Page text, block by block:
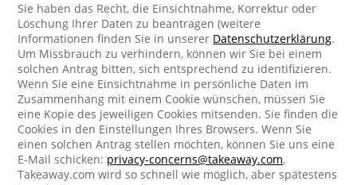
Sie haben das Recht, die Einsichtnahme, Korrektur oder
Löschung Ihrer Daten zu beantragen (weitere
Informationen finden Sie in unserer Datenschutzerklärung.
Um Missbrauch zu verhindern, können wir Sie bei einem
solchen Antrag bitten, sich entsprechend zu identifizieren.
Wenn Sie eine Einsichtnahme in persönliche Daten im
Zusammenhang mit einem Cookie wünschen, müssen Sie
eine Kopie des jeweiligen Cookies mitsenden. Sie finden die
Cookies in den Einstellungen Ihres Browsers. Wenn Sie
einen solchen Antrag stellen möchten, können Sie uns eine
E-Mail schicken: privacy-concerns@takeaway.com.
Takeaway.com wird so schnell wie möglich, aber spätestens